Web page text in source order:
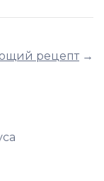
рецепт→